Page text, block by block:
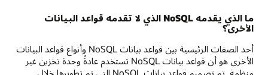
ما الذي يقدمه NoSQL الذي لا تقدمه قواعد البيانات
الأخرى؟
أحد الصفات الرئيسية بين قواعد بيانات NoSQL وأنواع قواعد البيانات
الأخرى هو أن قواعد بيانات NoSQL تستخدم عادةً وحدة تخزين غير
منظمة. تم تصميم قواعد بيانات NoSQL التي تم تطويرها خلال